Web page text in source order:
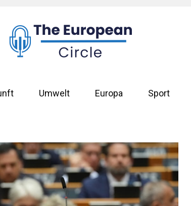
Umwelt Europa Sport